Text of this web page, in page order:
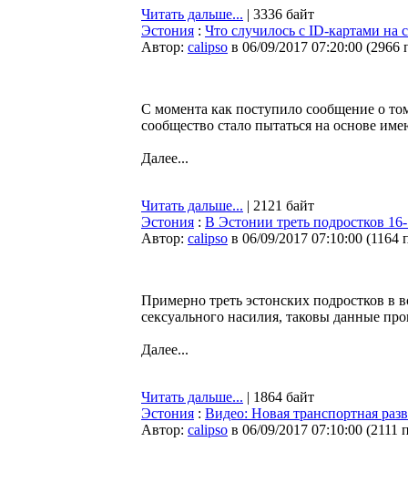
Читать дальше... | 3336 байт
Эстония : Что случилось с ID-картами на
Автор: calipso в 06/09/2017 07:20:00 (2966
С момента как поступило сообщение о
сообщество стало пытаться на основе
Далее...
Читать дальше... | 2121 байт
Эстония : В Эстонии треть подростков
Автор: calipso в 06/09/2017 07:10:00 (1164
Примерно треть эстонских подростков в
сексуального насилия, таковы данные
Далее...
Читать дальше... | 1864 байт
Эстония : Видео: Новая транспортная
Автор: calipso в 06/09/2017 07:10:00 (2111